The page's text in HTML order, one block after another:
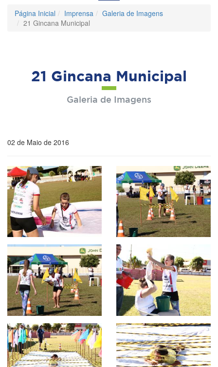
de
Navegação
Página Inicial Imprensa
Galeria de Imagens
21 Gincana Municipal
21 Gincana Municipal
Galeria de Imagens
02 de Maio de 2016